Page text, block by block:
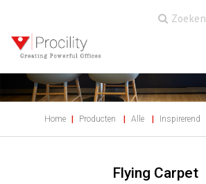
Zoeken
Home Producten Alle Inspirerend
Flying Carpet